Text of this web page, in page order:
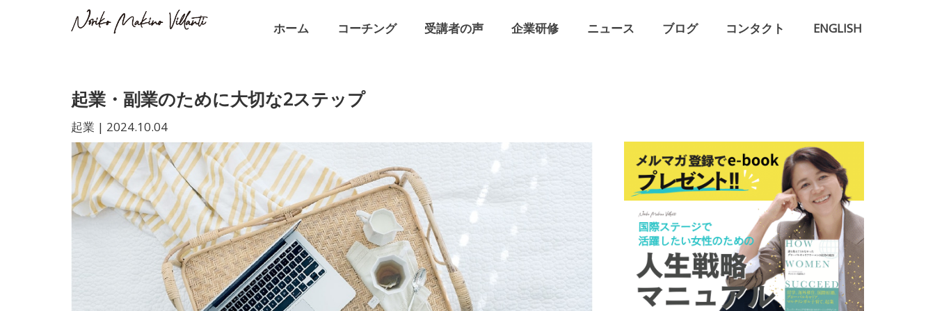
ホーム コーチング 受講者の声 企業研修 ニュース ブログ コンタクト ENGLISH
起業・副業のために大切な2ステップ
起業 | 2024.10.04